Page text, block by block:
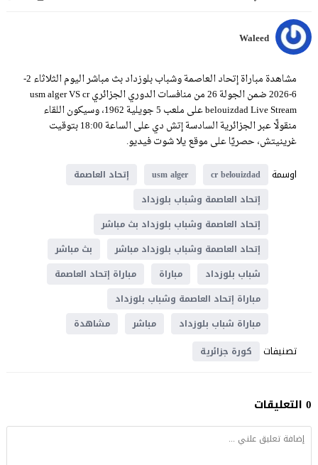
Waleed
مشاهدة مباراة إتحاد العاصمة وشباب بلوزداد بث مباشر اليوم الثلاثاء 2-
6-2026 ضمن الجولة 26 من منافسات الدوري الجزائري usm alger VS cr
belouizdad Live Stream على ملعب 5 جويلية 1962، وسيكون اللقاء
منقولًا عبر الجزائرية السادسة إتش دي على الساعة 18:00 بتوقيت
غرينيتش، حصريًا على موقع يلا شوت فيديو.
اوسمة
cr belouizdad
usm alger
إتحاد العاصمة
إتحاد العاصمة وشباب بلوزداد
إتحاد العاصمة وشباب بلوزداد بث مباشر
إتحاد العاصمة وشباب بلوزداد مباشر
بث مباشر
شباب بلوزداد
مباراة
مباراة إتحاد العاصمة
مباراة إتحاد العاصمة وشباب بلوزداد
مباراة شباب بلوزداد
مباشر مشاهدة
تصنيفات كورة جزائرية
0 التعليقات